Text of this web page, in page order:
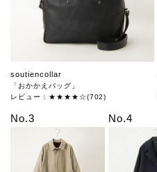
soutiencollar
「おかかえバッグ」
レビュー：★★★★☆(702)
No.3 No.4